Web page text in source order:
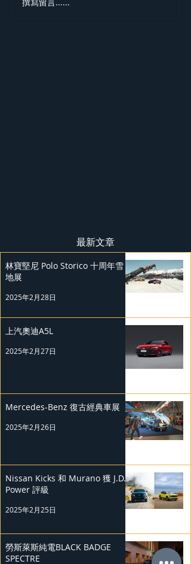
最新文章
林寶堅尼 Polo Storico 十周年雪
地展
2025年2月28日
上汽奧迪A5L
2025年2月27日
Mercedes-Benz 復古經典車展
2025年2月26日
Nissan Kicks 和 Murano 獲 J.D.
Power 評級
2025年2月25日
勞斯萊斯純電BLACK BADGE
SPECTRE